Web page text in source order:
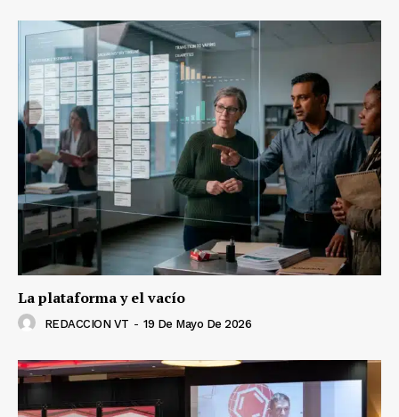
La plataforma y el vacío
REDACCION VT - 19 De Mayo De 2026